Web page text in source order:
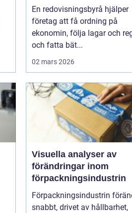
En redovisningsbyrå hjälper
företag att få ordning på
ekonomin, följa lagar och
och fatta bät...
02 mars 2026
Visuella analyser av
förändringar inom
förpackningsindustrin
Förpackningsindustrin
snabbt, drivet av hållbarhet,